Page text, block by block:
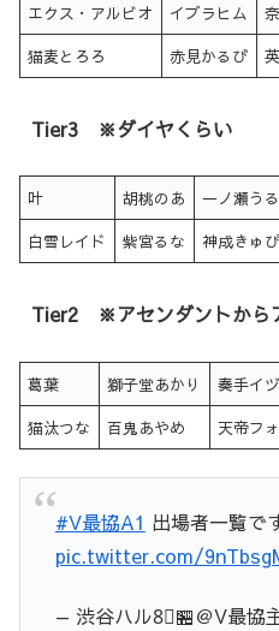
エクス・アルビオ イブラヒム
猫麦とろろ 赤見かるび
Tier3 ※ダイヤくらい
叶 胡桃のあ 一ノ瀬う
白雪レイド 紫宮るな 神成きゅぴ
Tier2 ※アセンダントから
葛葉 獅子堂あかり 奏手イ
猫汰つな 百鬼あやめ 天帝フ
#V最協A1 出場者一覧で
pic.twitter.com/
— 渋谷ハル8⃣🏪＠V最協